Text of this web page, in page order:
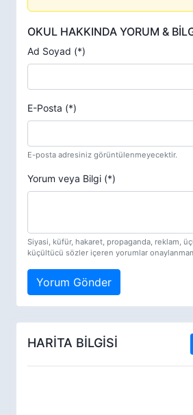
OKUL HAKKINDA YORUM &
Ad Soyad (*)
E-Posta (*)
E-posta adresiniz görüntülenmeyecektir.
Yorum veya Bilgi (*)
Siyasi, küfür, hakaret, propaganda, reklam,
küçültücü sözler içeren yorumlar
Yorum Gönder
HARİTA BİLGİSİ